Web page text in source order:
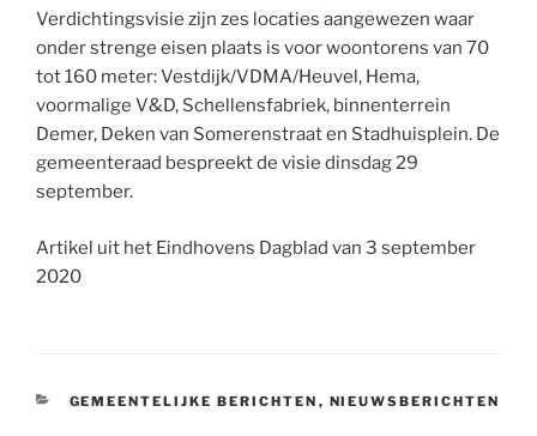
Verdichtingsvisie zijn zes locaties aangewezen waar
onder strenge eisen plaats is voor woontorens van 70
tot 160 meter: Vestdijk/VDMA/Heuvel, Hema,
voormalige V&D, Schellensfabriek, binnenterrein
Demer, Deken van Somerenstraat en Stadhuisplein. De
gemeenteraad bespreekt de visie dinsdag 29
september.
Artikel uit het Eindhovens Dagblad van 3 september
2020
CATEGORIEËN
GEMEENTELIJKE BERICHTEN , NIEUWSBERICHTEN